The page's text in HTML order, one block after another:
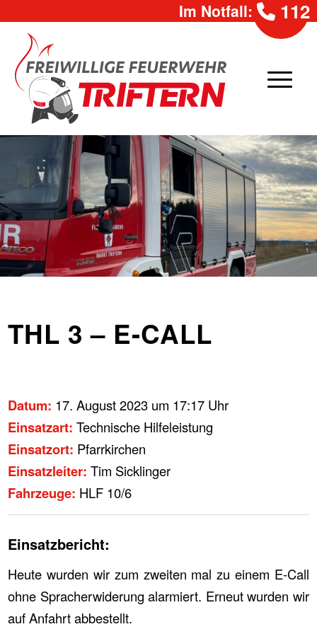
Im Notfall: 112
THL 3 – E-CALL
Datum: 17. August 2023 um 17:17 Uhr
Einsatzart: Technische Hilfeleistung
Einsatzort: Pfarrkirchen
Einsatzleiter: Tim Sicklinger
Fahrzeuge: HLF 10/6
Einsatzbericht:
Heute wurden wir zum zweiten mal zu einem E-Call
ohne Spracherwiderung alarmiert. Erneut wurden wir
auf Anfahrt abbestellt.